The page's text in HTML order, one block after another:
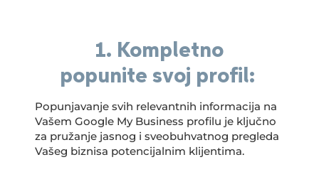
1. Kompletno
popunite svoj profil:
Popunjavanje svih relevantnih informacija na
Vašem Google My Business profilu je ključno
za pružanje jasnog i sveobuhvatnog pregleda
Vašeg biznisa potencijalnim klijentima.